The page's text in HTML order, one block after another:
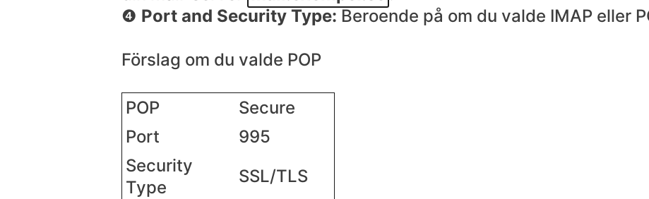
❹ Port and Security Type: Beroende på om du valde IMAP eller
Förslag om du valde POP
POP
Secure
Port
995
Security
Type
SSL/TLS